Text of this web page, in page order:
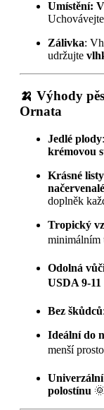
Umístění:
Zálivka:
udržujte
🍌 Výhody
Ornata
Jedlé plody
krémovou
Krásné listy
doplněk
Tropický
Odolná
USDA 9-11
Bez škůdců
Ideální do
menší
Univerzální
polostínu 🌞